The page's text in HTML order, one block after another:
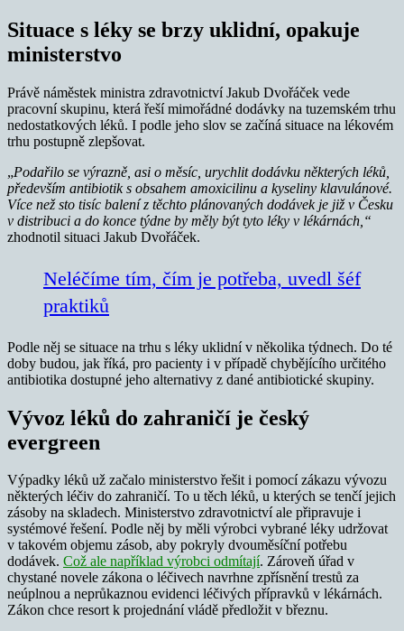
Situace s léky se brzy uklidní, opakuje
ministerstvo
Právě náměstek ministra zdravotnictví Jakub Dvořáček vede
pracovní skupinu, která řeší mimořádné dodávky na tuzemském trhu
nedostatkových léků. I podle jeho slov se začíná situace na lékovém
trhu postupně zlepšovat.
„Podařilo se výrazně, asi o měsíc, urychlit dodávku některých léků,
především antibiotik s obsahem amoxicilinu a kyseliny klavulánové.
Více než sto tisíc balení z těchto plánovaných dodávek je již v Česku
v distribuci a do konce týdne by měly být tyto léky v lékárnách,“
zhodnotil situaci Jakub Dvořáček.
Neléčíme tím, čím je potřeba, uvedl šéf
praktiků
Podle něj se situace na trhu s léky uklidní v několika týdnech. Do té
doby budou, jak říká, pro pacienty i v případě chybějícího určitého
antibiotika dostupné jeho alternativy z dané antibiotické skupiny.
Vývoz léků do zahraničí je český
evergreen
Výpadky léků už začalo ministerstvo řešit i pomocí zákazu vývozu
některých léčiv do zahraničí. To u těch léků, u kterých se tenčí jejich
zásoby na skladech. Ministerstvo zdravotnictví ale připravuje i
systémové řešení. Podle něj by měli výrobci vybrané léky udržovat
v takovém objemu zásob, aby pokryly dvouměsíční potřebu
dodávek. Což ale například výrobci odmítají. Zároveň úřad v
chystané novele zákona o léčivech navrhne zpřísnění trestů za
neúplnou a neprůkaznou evidenci léčivých přípravků v lékárnách.
Zákon chce resort k projednání vládě předložit v březnu.